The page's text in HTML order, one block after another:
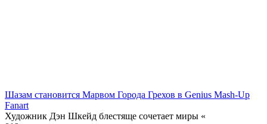
Шазам становится Марвом Города Грехов в Genius Mash-Up
Fanart
Художник Дэн Шкейд блестяще сочетает миры «